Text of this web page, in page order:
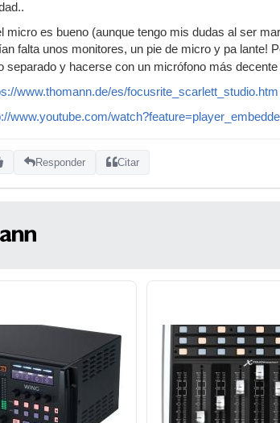
micro es bueno (aunque tengo mis dudas al ser
falta unos monitores, un pie de micro y pa lante!
separado y hacerse con un micrófono más
www.thomann.de/es/focusrite_scarlett_studio.htm
www.youtube.com/
Responder Citar